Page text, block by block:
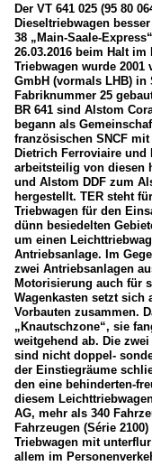
Der VT 641 025 (95 80
Dieseltriebwagen
38 „Main-Saale-
26.03.2016 beim Halt
Triebwagen wurde 2001
GmbH (vormals LHB) in
Fabriknummer 25
BR 641 sind Alstom
begann als
französischen SNCF
Dietrich Ferroviaire und
arbeitsteilig von diesen
und Alstom DDF zum
hergestellt. TER steht
Triebwagen für den
dünn besiedelten
um einen
Antriebsanlage. Im
zwei Antriebsanlagen
Motorisierung auch für
Wagenkasten setzt sich
Vorbauten zusammen.
„Knautschzone“, sie
weitgehend ab. Die
sind nicht doppel-
der Einstiegräume
den eine behinderten-
diesem
AG, mehr als 340
Fahrzeugen (Série
Triebwagen mit
allem im